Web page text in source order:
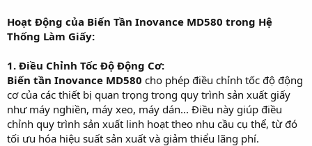
Hoạt Động của Biến Tần Inovance MD580 trong Hệ
Thống Làm Giấy:
1. Điều Chỉnh Tốc Độ Động Cơ:
Biến tần Inovance MD580 cho phép điều chỉnh tốc độ động
cơ của các thiết bị quan trọng trong quy trình sản xuất giấy
như máy nghiền, máy xeo, máy dán... Điều này giúp điều
chỉnh quy trình sản xuất linh hoạt theo nhu cầu cụ thể, từ đó
tối ưu hóa hiệu suất sản xuất và giảm thiểu lãng phí.